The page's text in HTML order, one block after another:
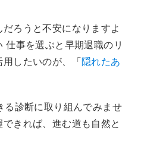
ろうと不安になりますよ
仕事を選ぶと早期退職のリ
したいのが、「隠れたあ
る診断に取り組んでみませ
きれば、進む道も自然と